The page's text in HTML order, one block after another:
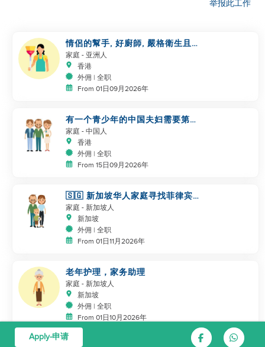
举报此工作
情侶的幫手, 好廚師, 嚴格衛生且關
心他人
家庭 - 亚洲人
香港
外佣 | 全职
From 01日09月2026年
有一个青少年的中国夫妇需要第二
位帮手
家庭 - 中国人
香港
外佣 | 全职
From 15日09月2026年
🇸🇬 新加坡华人家庭寻找菲律宾
帮手
家庭 - 新加坡人
新加坡
外佣 | 全职
From 01日11月2026年
老年护理，家务助理
家庭 - 新加坡人
新加坡
外佣 | 全职
From 01日10月2026年
Apply-申请